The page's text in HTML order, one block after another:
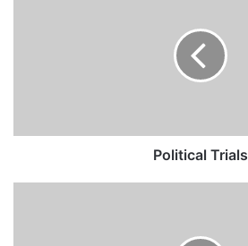
Political Trials